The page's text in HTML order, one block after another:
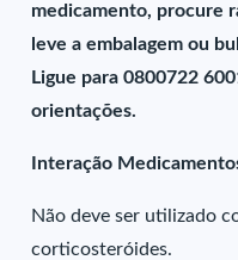
medicamento, procure
leve a embalagem ou
Ligue para 0800722
orientações.
Interação
Não deve ser utilizado
corticosteróides.